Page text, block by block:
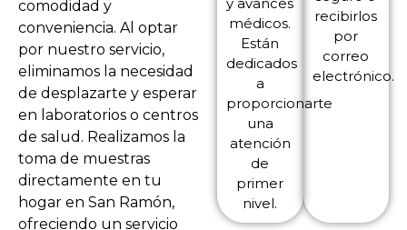
comodidad y
conveniencia. Al optar
por nuestro servicio,
eliminamos la necesidad
de desplazarte y esperar
en laboratorios o centros
de salud. Realizamos la
toma de muestras
directamente en tu
hogar en San Ramón,
ofreciendo un servicio
médicos.
Están
dedicados
a
proporcionarte
una
atención
de
primer
nivel.
recibirlos
por
correo
electrónico.